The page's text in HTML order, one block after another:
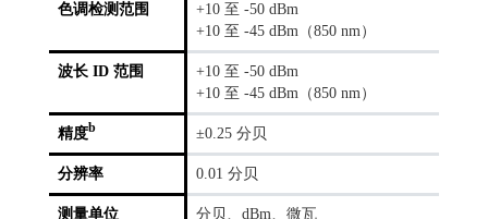
色调检测范围
+10 至 -50 dBm
+10 至 -45 dBm（850 nm）
波长 ID 范围
+10 至 -50 dBm
+10 至 -45 dBm（850 nm）
精度b ±0.25 分贝
分辨率 0.01 分贝
测量单位 分贝、dBm、微瓦